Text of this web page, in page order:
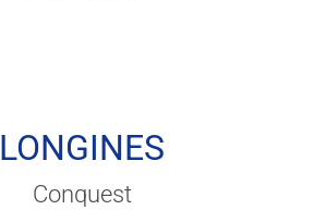
LONGINES
Conquest